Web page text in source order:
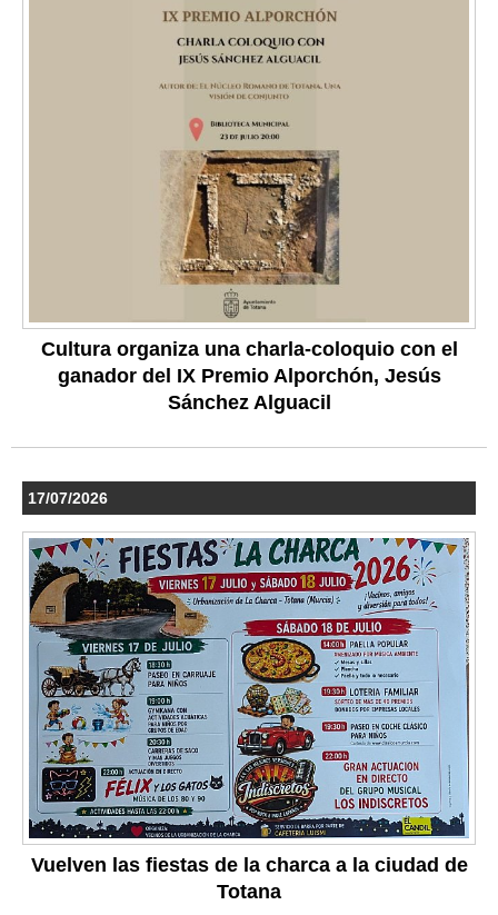
Cultura organiza una charla-coloquio con el
ganador del IX Premio Alporchón, Jesús
Sánchez Alguacil
17/07/2026
Vuelven las fiestas de la charca a la ciudad de
Totana